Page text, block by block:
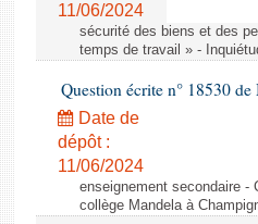
11/06/2024
sécurité des biens et des
temps de travail » -
Question écrite n° 18530
Date de
dépôt :
11/06/2024
enseignement secondaire -
collège Mandela à